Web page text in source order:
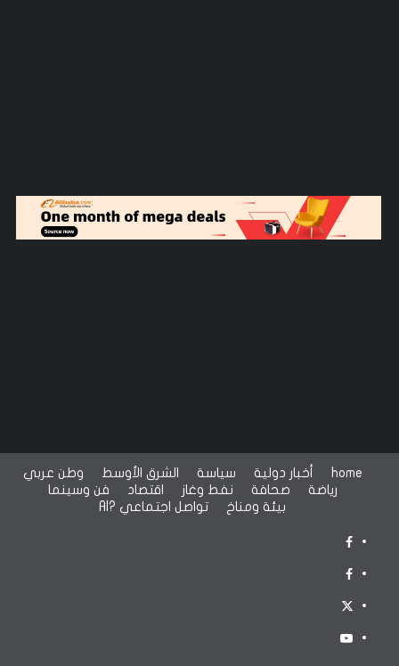
home أخبار دولية سياسة الشرق الأوسط
وطن عربي
رياضة
صحافة نفط وغاز اقتصاد
فن وسينما
بيئة ومناخ
تواصل اجتماعي ?AI
FACEBOOKTWO
FACCEBOOKONE
TWITTER
YOUTUBE